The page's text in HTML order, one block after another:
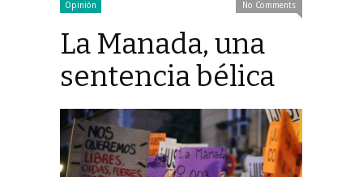
Opinión No Comments
La Manada, una
sentencia bélica